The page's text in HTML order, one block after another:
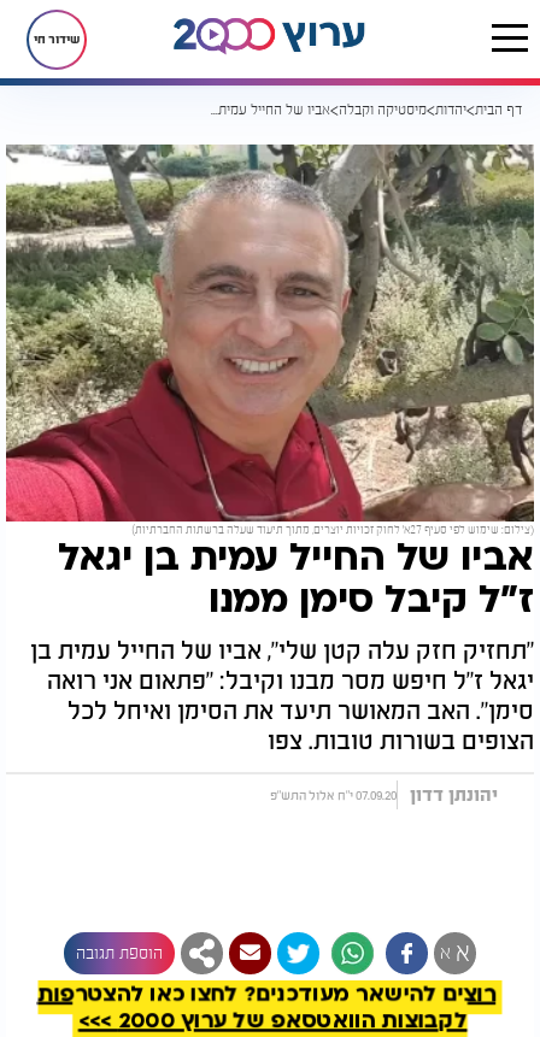
שידור חי
דף הבית יהדות מיסטיקה וקבלה אביו של החייל עמית בן יגאל ז"ל קיבל סימן ממנו
(צילום: שימוש לפי סעיף 27א’ לחוק זכויות יוצרים, מתוך תיעוד שעלה ברשתות החברתיות)
אביו של החייל עמית בן יגאל
ז"ל קיבל סימן ממנו
"תחזיק חזק עלה קטן שלי", אביו של החייל עמית בן
יגאל ז"ל חיפש מסר מבנו וקיבל: "פתאום אני רואה
סימן". האב המאושר תיעד את הסימן ואיחל לכל
הצופים בשורות טובות. צפו
יהונתן דדון 07.09.20 י"ח אלול התש"פ
א א הוספת תגובה
רוצים להישאר מעודכנים? לחצו כאן להצטרפות
לקבוצות הוואטסאפ של ערוץ 2000 >>>